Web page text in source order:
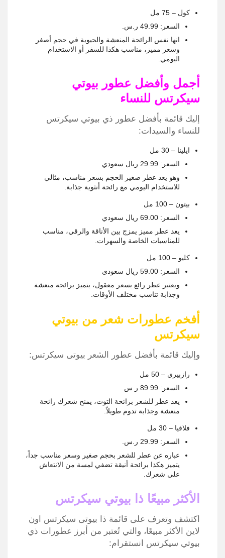
كول – 75 مل
السعر: 49.99 ر.س.‏
انها نفس الرائحة المنعشة والحيوية في حجم أصغر
وسعر مميز، مناسب هكذا للسفر أو الاستخدام
اليومي.
أجمل وأفضل عطور بيوتي
سيكرتس للنساء
إليك قائمة بأفضل عطور ذي بيوتي سيكرتس
للنساء والسيدات:
ايلينا – 30 مل
السعر: 29.99 ريال سعودي
وهو يعد عطر صغير الحجم بسعر مناسب، مثالي
للاستخدام اليومي مع رائحة أنثوية جذابة.
بيتون – 100 مل
السعر: 69.00 ريال سعودي
يعد عطر مميز يمزج بين الأناقة والرقي، مناسب
للمناسبات الخاصة والسهرات.
كليو – 100 مل
السعر: 59.00 ريال سعودي
ويعتبر عطر رائع بسعر معقول، يتميز برائحة منعشة
وجذابة تناسب مختلف الأوقات.
أفخم عطورات شعر من بيوتي
سيكرتس
وإليك قائمة بأفضل عطور الشعر بيوتى سيكرتس:
رازبيري – 50 مل
السعر: 89.99 ر.س.‏
يعد عطر للشعر برائحة التوت، يمنح شعرك رائحة
منعشة وجذابة تدوم طويلاً.
فلافيا – 30 مل
السعر: 29.99 ر.س.‏
عباره عن عطر للشعر بحجم صغير وسعر مناسب جداً،
يتميز هكذا برائحة أنيقة تضفي لمسة من الانتعاش
على شعرك.
الأكثر مبيعًا ذا بيوتي سيكرتس
اكتشف وتعرف على قائمة ذا بيوتى سيكرتس اون
لاين الأكثر مبيعًا، والتي تُعتبر من أبرز عطورات ذي
بيوتي سيكرتس انستقرام: